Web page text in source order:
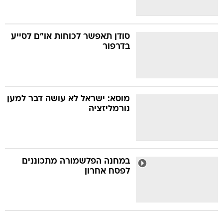
סודן תאפשר לכוחות או"ם לסייע
בדרפור
מוסא: ישראל לא עושה דבר למען
נורמליזציה
במחנה הפלשמורה מתכוננים
לפסח אחרון